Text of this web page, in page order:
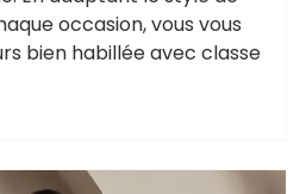
occasion, vous vous
bien habillée avec classe